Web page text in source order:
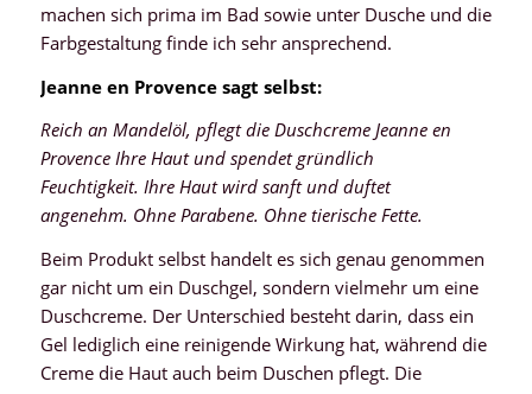
machen sich prima im Bad sowie unter Dusche und die
Farbgestaltung finde ich sehr ansprechend.
Jeanne en Provence sagt selbst:
Reich an Mandelöl, pflegt die Duschcreme Jeanne en
Provence Ihre Haut und spendet gründlich
Feuchtigkeit. Ihre Haut wird sanft und duftet
angenehm. Ohne Parabene. Ohne tierische Fette.
Beim Produkt selbst handelt es sich genau genommen
gar nicht um ein Duschgel, sondern vielmehr um eine
Duschcreme. Der Unterschied besteht darin, dass ein
Gel lediglich eine reinigende Wirkung hat, während die
Creme die Haut auch beim Duschen pflegt. Die